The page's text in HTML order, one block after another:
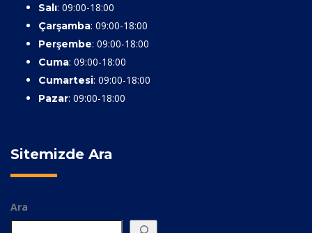
Salı: 09:00-18:00
Çarşamba: 09:00-18:00
Perşembe: 09:00-18:00
Cuma: 09:00-18:00
Cumartesi: 09:00-18:00
Pazar: 09:00-18:00
Sitemizde Ara
Ara